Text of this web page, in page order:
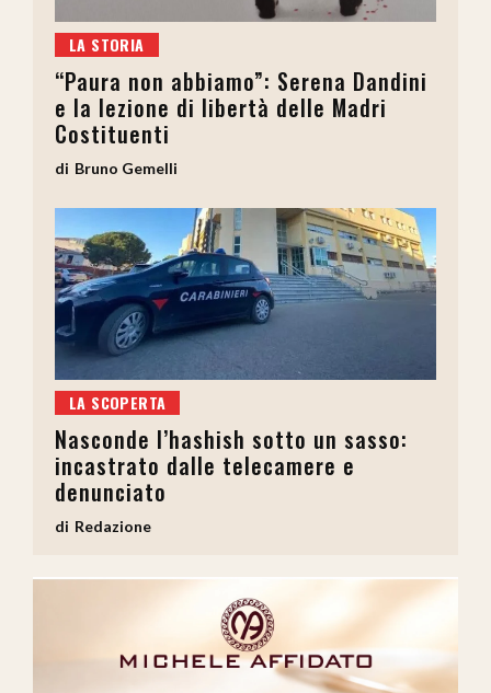
LA STORIA
“Paura non abbiamo”: Serena Dandini
e la lezione di libertà delle Madri
Costituenti
Bruno Gemelli
LA SCOPERTA
Nasconde l’hashish sotto un sasso:
incastrato dalle telecamere e
denunciato
Redazione